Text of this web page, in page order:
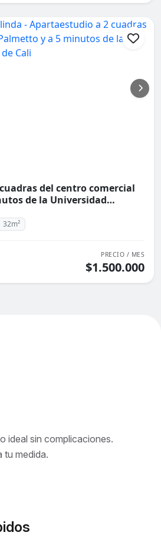
de la Universidad
32m²
PRECIO / MES
$1.500.000
ideal sin complicaciones.
tu medida.